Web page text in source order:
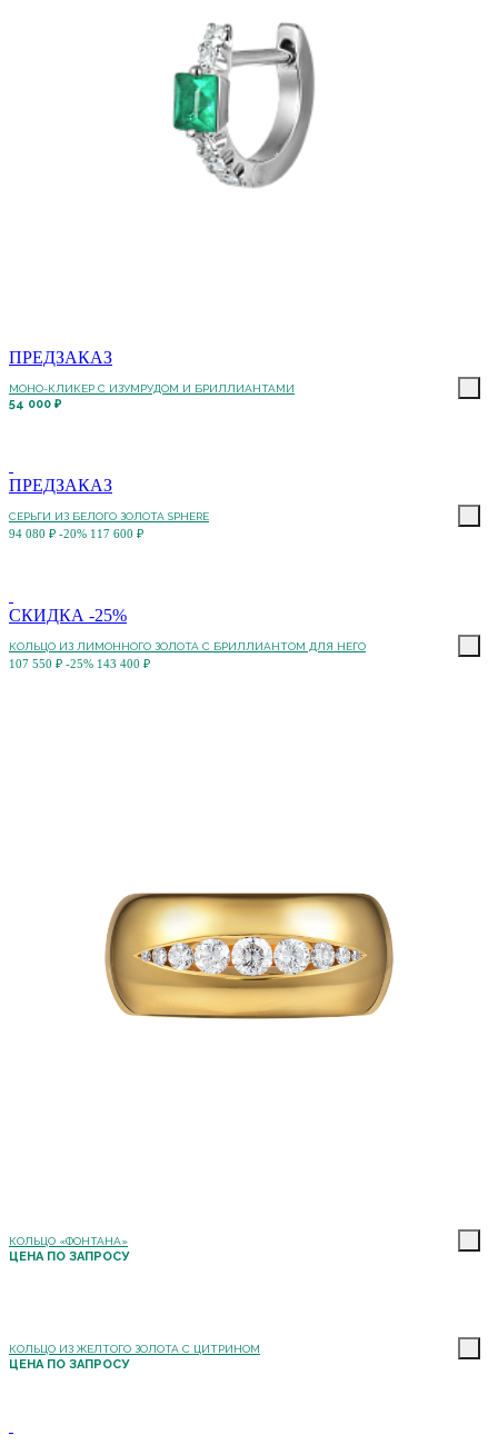
ПРЕДЗАКАЗ
МОНО-КЛИКЕР С ИЗУМРУДОМ И БРИЛЛИАНТАМИ
54 000 ₽
ПРЕДЗАКАЗ
СЕРЬГИ ИЗ БЕЛОГО ЗОЛОТА SPHERE
94 080 ₽ -20% 117 600 ₽
СКИДКА -25%
КОЛЬЦО ИЗ ЛИМОННОГО ЗОЛОТА С БРИЛЛИАНТОМ ДЛЯ НЕГО
107 550 ₽ -25% 143 400 ₽
КОЛЬЦО «ФОНТАНА»
ЦЕНА ПО ЗАПРОСУ
КОЛЬЦО ИЗ ЖЕЛТОГО ЗОЛОТА С ЦИТРИНОМ
ЦЕНА ПО ЗАПРОСУ